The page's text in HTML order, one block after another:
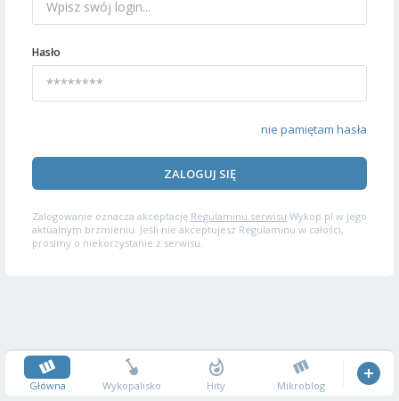
Hasło
nie pamiętam hasła
ZALOGUJ SIĘ
Zalogowanie oznacza akceptację Regulaminu serwisu Wykop.pl w jego
aktualnym brzmieniu. Jeśli nie akceptujesz Regulaminu w całości,
prosimy o niekorzystanie z serwisu.
Główna Wykopalisko Hity Mikroblog